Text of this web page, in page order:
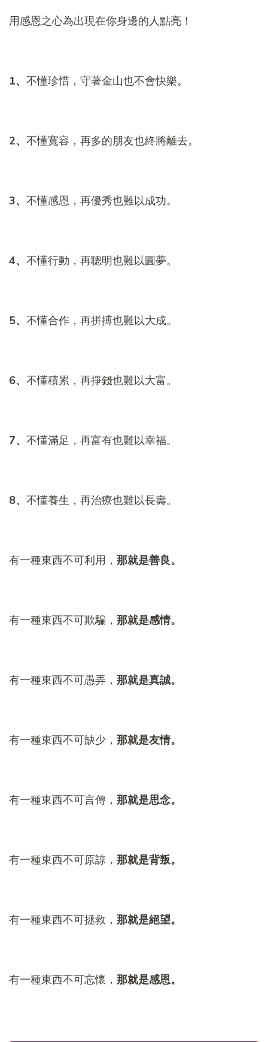
用感恩之心為出現在你身邊的人點亮！
1、 不懂珍惜，守著金山也不會快樂。
2、 不懂寬容，再多的朋友也終將離去。
3、 不懂感恩，再優秀也難以成功。
4、 不懂行動，再聰明也難以圓夢。
5、 不懂合作，再拼搏也難以大成。
6、 不懂積累，再掙錢也難以大富。
7、 不懂滿足，再富有也難以幸福。
8、 不懂養生，再治療也難以長壽。
有一種東西不可利用， 那就是善良。
有一種東西不可欺騙， 那就是感情。
有一種東西不可愚弄， 那就是真誠。
有一種東西不可缺少， 那就是友情。
有一種東西不可言傳， 那就是思念。
有一種東西不可原諒， 那就是背叛。
有一種東西不可拯救， 那就是絕望。
有一種東西不可忘懷， 那就是感恩。